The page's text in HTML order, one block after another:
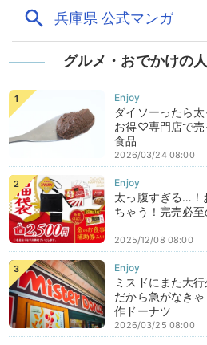
グルメ・おでかけの
ダイソーったら
お得♡専門店で売
食品
2026/03/24 08:00
太っ腹すぎる…！
ちゃう！完売必
2025/12/08 08:00
ミスドにまた大
だから急がなき
作ドーナツ
2026/03/25 08:00